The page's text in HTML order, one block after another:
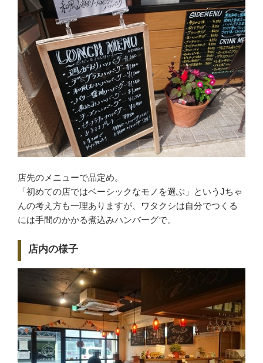
店先のメニューで品定め。
「初めての店ではベーシックなモノを選ぶ」というJちゃ
んの考え方も一理ありますが、ワタクシは自分でつくる
には手間のかかる煮込みハンバーグで。
店内の様子